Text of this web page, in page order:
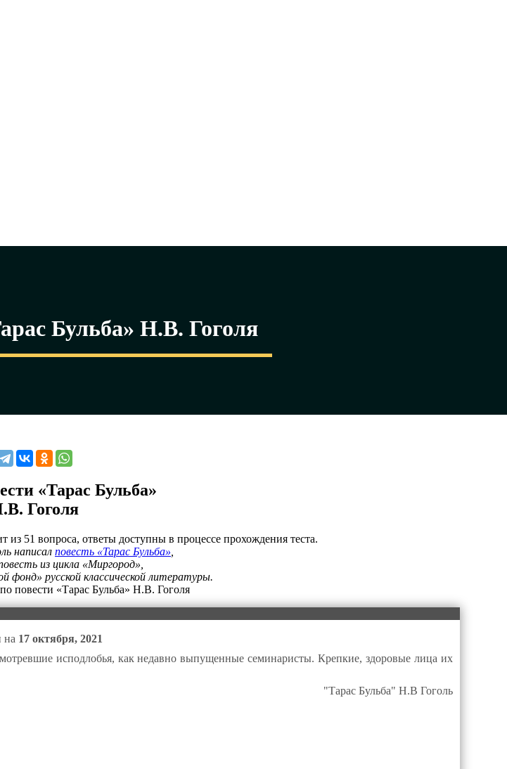
Бульба» Н.В. Гоголя
«Тарас Бульба»
Гоголя
из 51 вопроса, ответы доступны в процессе прохождения теста.
написал повесть «Тарас Бульба»
из цикла «Миргород»,
фонд» русской классической литературы.
повести «Тарас Бульба» Н.В. Гоголя
на 17 октября, 2021
исподлобья, как недавно выпущенные семинаристы. Крепкие, здоровые лица их
"Тарас Бульба" Н.В Гоголь